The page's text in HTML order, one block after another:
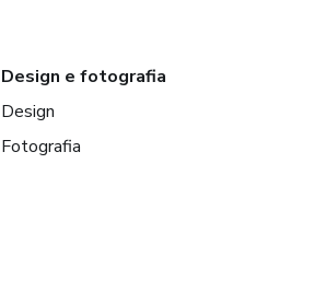
Design e fotografia
Design
Fotografia